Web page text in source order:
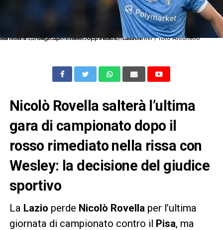
As Roma 13/05/2026 - finale Coppa Italia / Lazio-Inter / foto Antonello Sammarco/Image Sport nella foto: Nicolo Rovella
Nicolò Rovella salterà l’ultima
gara di campionato dopo il
rosso rimediato nella rissa con
Wesley: la decisione del giudice
sportivo
La Lazio perde Nicolò Rovellaper l’ultima
giornata di campionato contro il Pisa, ma